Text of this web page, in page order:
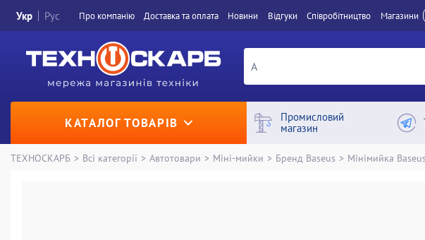
Укр Рус Про компанiю Доставка та оплата Новини Вiдгуки Співробітництво Магазини
КАТАЛОГ ТОВАРІВ
Промисловий
магазин
ТЕХНОСКАРБ > Всі категорії > Автотовари > Міні-мийки > Бренд Baseus > Мінімийка